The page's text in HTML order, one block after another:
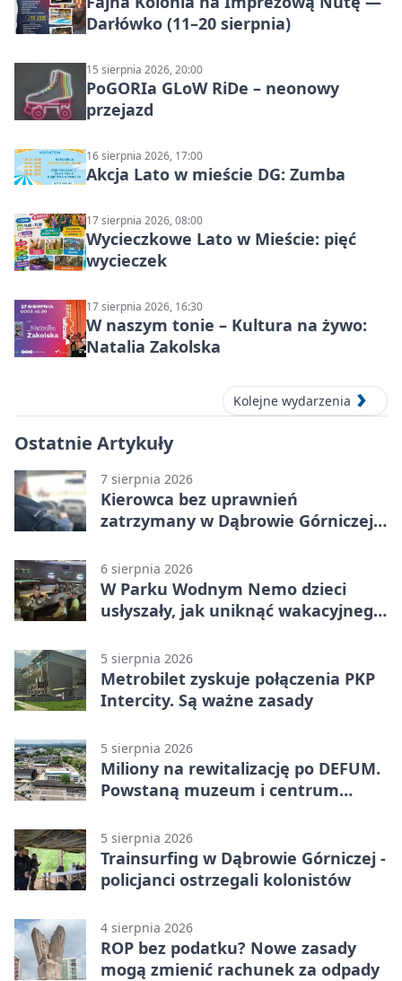
Darłówko (11–20 sierpnia)
15 sierpnia 2026, 20:00
PoGORIa GLoW RiDe – neonowy
przejazd
16 sierpnia 2026, 17:00
Akcja Lato w mieście DG: Zumba
17 sierpnia 2026, 08:00
Wycieczkowe Lato w Mieście: pięć
wycieczek
17 sierpnia 2026, 16:30
W naszym tonie – Kultura na żywo:
Natalia Zakolska
Kolejne wydarzenia
Ostatnie Artykuły
7 sierpnia 2026
Kierowca bez uprawnień
zatrzymany w Dąbrowie Górniczej.
6 sierpnia 2026
W Parku Wodnym Nemo dzieci
usłyszały, jak uniknąć wakacyjnego
5 sierpnia 2026
Metrobilet zyskuje połączenia PKP
Intercity. Są ważne zasady
5 sierpnia 2026
Miliony na rewitalizację po DEFUM.
Powstaną muzeum i centrum
5 sierpnia 2026
Trainsurfing w Dąbrowie Górniczej -
policjanci ostrzegali kolonistów
4 sierpnia 2026
ROP bez podatku? Nowe zasady
mogą zmienić rachunek za odpady